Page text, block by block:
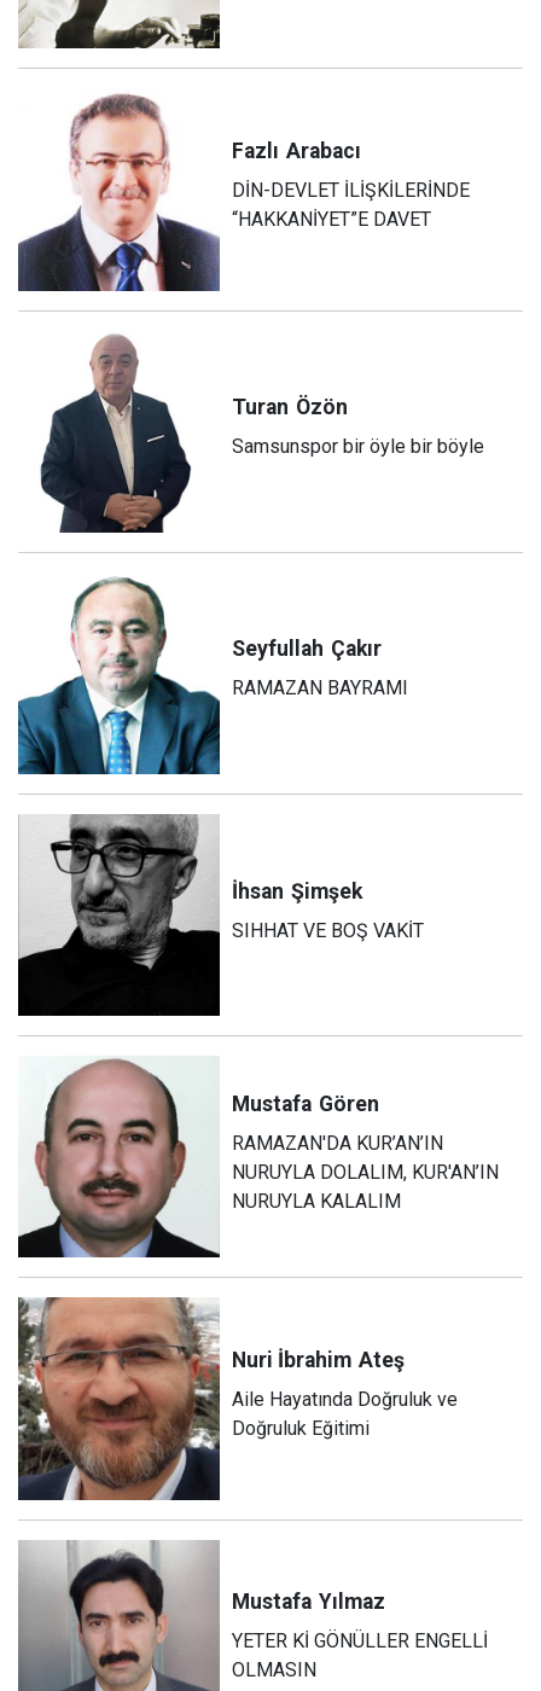
Fazlı Arabacı
DİN-DEVLET İLİŞKİLERİNDE
“HAKKANİYET”E DAVET
Turan Özön
Samsunspor bir öyle bir böyle
Seyfullah Çakır
RAMAZAN BAYRAMI
İhsan Şimşek
SIHHAT VE BOŞ VAKİT
Mustafa Gören
RAMAZAN'DA KUR’AN’IN
NURUYLA DOLALIM, KUR'AN’IN
NURUYLA KALALIM
Nuri İbrahim Ateş
Aile Hayatında Doğruluk ve
Doğruluk Eğitimi
Mustafa Yılmaz
YETER Kİ GÖNÜLLER ENGELLİ
OLMASIN